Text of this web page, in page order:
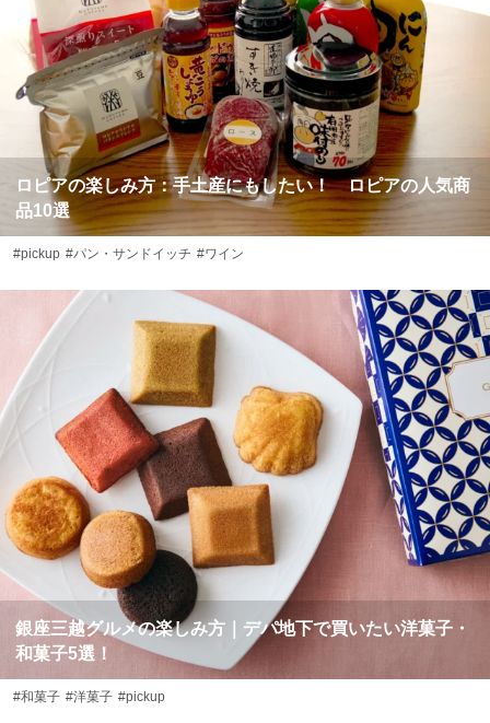
ロピアの楽しみ方：手土産にもしたい！ ロピアの人気商
品10選
#pickup #パン・サンドイッチ #ワイン
銀座三越グルメの楽しみ方｜デパ地下で買いたい洋菓子・
和菓子5選！
#和菓子 #洋菓子 #pickup